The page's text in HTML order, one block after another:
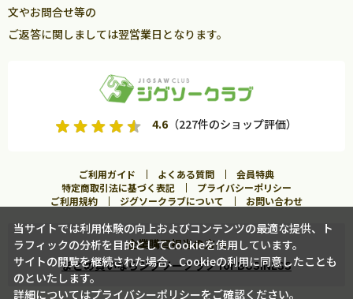
カートに入れる
文やお問合せ等の
ご返答に関しましては翌営業日となります。
4.6（227件のショップ評価）
ご利用ガイド よくある質問
会員特典
特定商取引法に基づく表記
プライバシーポリシー
ご利用規約
ジグソークラブについて お問い合わせ
企業購買担当の方へ
まとめ買いならジグソークラブ for BUSINESS
当サイトでは利用体験の向上およびコンテンツの最適な提供、ト
ラフィックの分析を目的としてCookieを使用しています。
サイトの閲覧を継続された場合、Cookieの利用に同意したことも
のといたします。
詳細についてはプライバシーポリシーをご確認ください。